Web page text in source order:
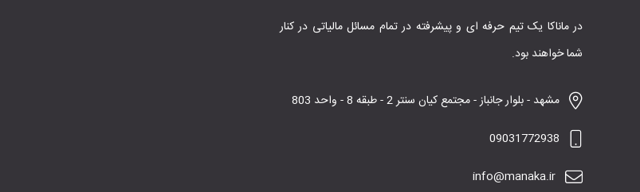
در ماناکا یک تیم حرفه ای و پیشرفته در تمام مسائل مالیاتی در کنار
شما خواهند بود.
مشهد - بلوار جانباز - مجتمع کیان سنتر 2 - طبقه 8 - واحد 803
09031772938
info@manaka.ir